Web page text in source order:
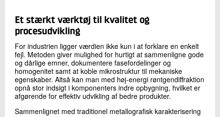
Et stærkt værktøj til kvalitet og
procesudvikling
For industrien ligger værdien ikke kun i at forklare en enkelt
fejl. Metoden giver mulighed for hurtigt at sammenligne gode
og dårlige emner, dokumentere fasefordelinger og
homogenitet samt at koble mikrostruktur til mekaniske
egenskaber. Altså kan man med høj-energi røntgendiffraktion
opnå stor indsigt i komponenters indre opbygning, hvilket er
afgørende for effektiv udvikling af bedre produkter.
Sammenlignet med traditionel metallografisk karakterisering